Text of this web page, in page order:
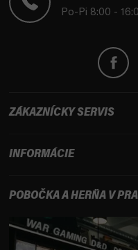
Po-Pi 8:00 -
ZÁKAZNÍCKY SERVIS
INFORMÁCIE
POBOČKA A HERŇA V